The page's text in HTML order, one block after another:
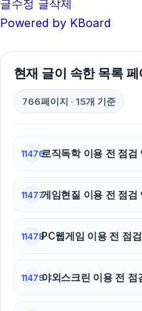
글수정 글삭제
Powered by KBoard
현재 글이 속한 목록 페
766페이지 · 15개 기준
11476로직독학 이용 전 점
11477게임현질 이용 전 점
11478PC웹게임 이용 전 점
11479야외스크린 이용 전